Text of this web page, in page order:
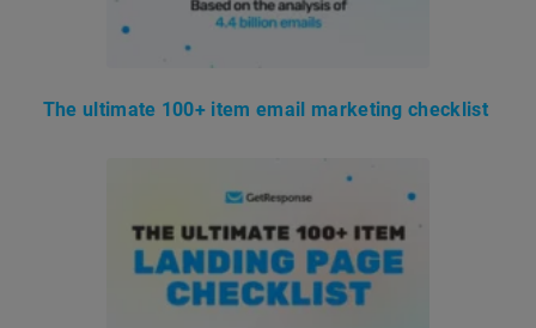
The ultimate 100+ item email marketing checklist